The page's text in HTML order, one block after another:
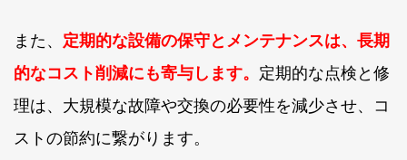
また、 定期的な設備の保守とメンテナンスは、長期
的なコスト削減にも寄与します。 定期的な点検と修
理は、大規模な故障や交換の必要性を減少させ、コ
ストの節約に繋がります。